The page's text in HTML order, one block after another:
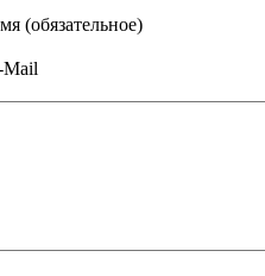
(обязательное)
Mail